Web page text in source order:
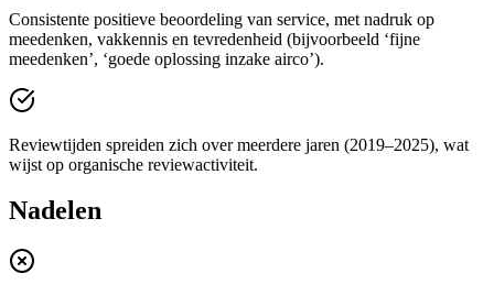
Consistente positieve beoordeling van service, met nadruk op
meedenken, vakkennis en tevredenheid (bijvoorbeeld ‘fijne
meedenken’, ‘goede oplossing inzake airco’).
Reviewtijden spreiden zich over meerdere jaren (2019–2025), wat
wijst op organische reviewactiviteit.
Nadelen